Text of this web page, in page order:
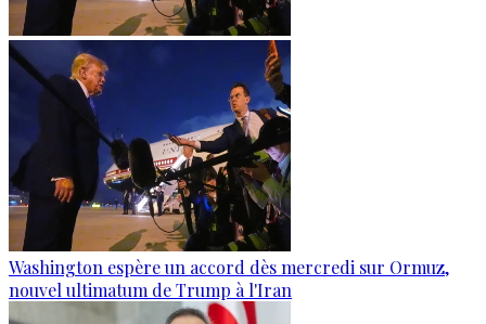
Washington espère un accord dès mercredi sur Ormuz,
nouvel ultimatum de Trump à l'Iran